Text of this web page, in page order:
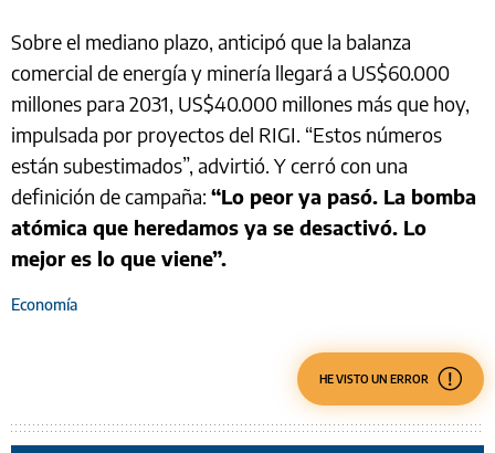
Sobre el mediano plazo, anticipó que la balanza
comercial de energía y minería llegará a US$60.000
millones para 2031, US$40.000 millones más que hoy,
impulsada por proyectos del RIGI. “Estos números
están subestimados”, advirtió. Y cerró con una
definición de campaña: “Lo peor ya pasó. La bomba
atómica que heredamos ya se desactivó. Lo
mejor es lo que viene”.
Economía
HE VISTO UN ERROR